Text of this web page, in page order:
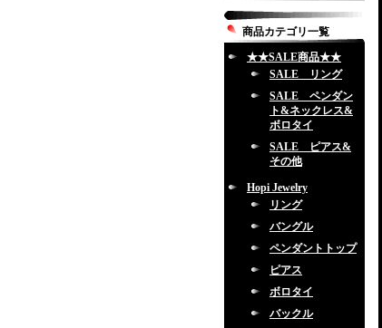
商品カテゴリ一覧
★★SALE商品★★
SALE リング
SALE ペンダン
ト&ネックレス&
ボロタイ
SALE ピアス&
その他
Hopi Jewelry
リング
バングル
ペンダントトップ
ピアス
ボロタイ
バックル